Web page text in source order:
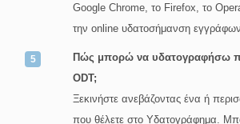
Google Chrome, το Firefox, το
την online υδατοσήμανση
Πώς μπορώ να υδατογραφήσω
ODT;
Ξεκινήστε ανεβάζοντας ένα ή
που θέλετε στο Υδατογράφημα.